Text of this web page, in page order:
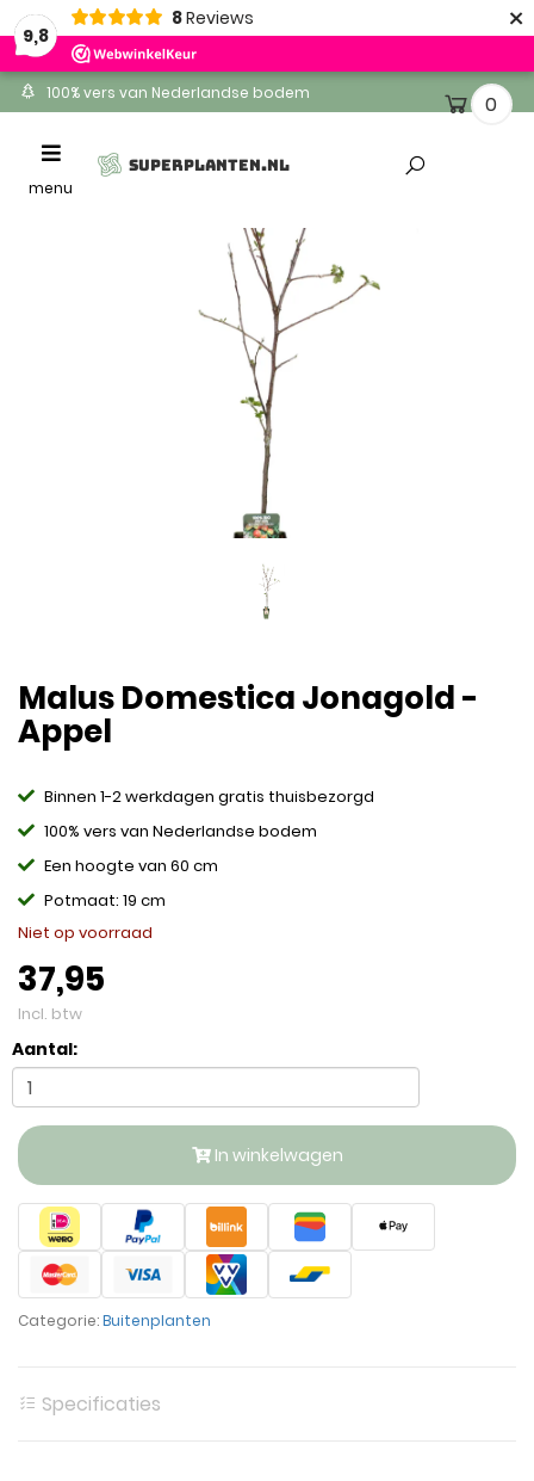
9,8
8Reviews ×
100% vers van Nederlandse bodem
Altijd gratis levering
Toggle
navigation
menu
SUPERPLANTEN.NL
0
Malus Domestica Jonagold -
Appel
Binnen 1-2 werkdagen gratis thuisbezorgd
100% vers van Nederlandse bodem
Een hoogte van 60 cm
Potmaat: 19 cm
Niet op voorraad
37,95
Incl. btw
Aantal:
In winkelwagen
Categorie:Buitenplanten
Specificaties